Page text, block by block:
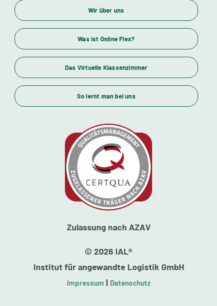
Unser Bildungsangebot
Wirtschaftsfachwirte und Industriemeister
Themenübersicht
Standorte
Wir über uns
Was ist Online Flex?
Das Virtuelle Klassenzimmer
So lernt man bei uns
Zulassung nach AZAV
© 2026 IAL®
Institut für angewandte Logistik GmbH
Impressum | Datenschutz